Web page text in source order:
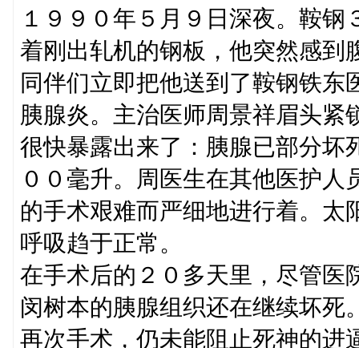
１９９０年５月９日深夜。鞍
着刚出轧机的钢板，他突然感
同伴们立即把他送到了鞍钢铁
胰腺炎。主治医师周景祥眉头紧
很快暴露出来了：胰腺已部分坏
００毫升。周医生在其他医护
的手术艰难而严细地进行着。太
呼吸趋于正常。
在手术后的２０多天里，尽管医
闵树本的胰腺组织还在继续坏死
再次手术，仍未能阻止死神的进